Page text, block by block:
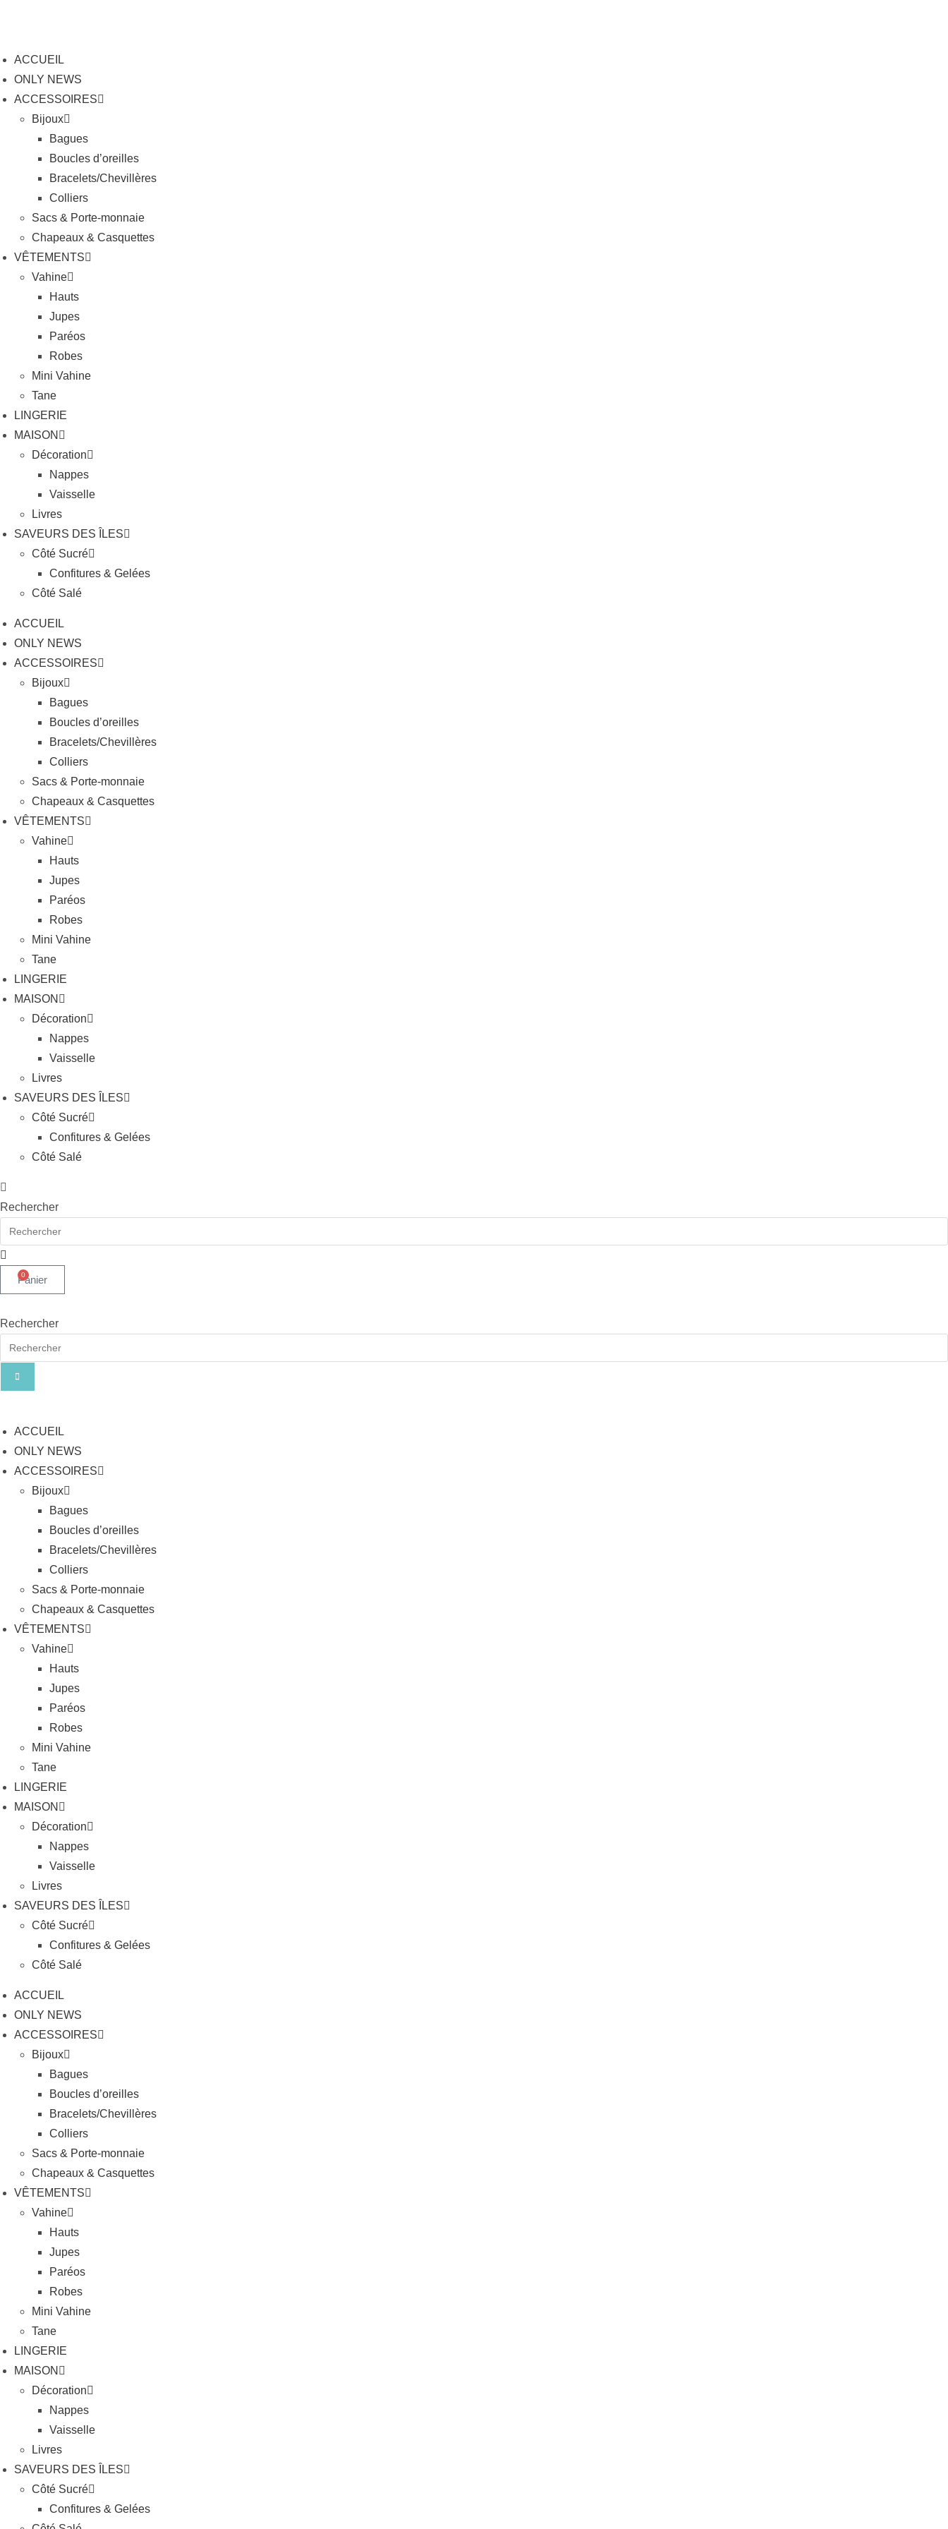
ACCUEIL
ONLY NEWS
ACCESSOIRES
Bijoux
Bagues
Boucles d’oreilles
Bracelets/Chevillères
Colliers
Sacs & Porte-monnaie
Chapeaux & Casquettes
VÊTEMENTS
Vahine
Hauts
Jupes
Paréos
Robes
Mini Vahine
Tane
LINGERIE
MAISON
Décoration
Nappes
Vaisselle
Livres
SAVEURS DES ÎLES
Côté Sucré
Confitures & Gelées
Côté Salé
ACCUEIL
ONLY NEWS
ACCESSOIRES
Bijoux
Bagues
Boucles d’oreilles
Bracelets/Chevillères
Colliers
Sacs & Porte-monnaie
Chapeaux & Casquettes
VÊTEMENTS
Vahine
Hauts
Jupes
Paréos
Robes
Mini Vahine
Tane
LINGERIE
MAISON
Décoration
Nappes
Vaisselle
Livres
SAVEURS DES ÎLES
Côté Sucré
Confitures & Gelées
Côté Salé
Rechercher
0
Panier
Rechercher
ACCUEIL
ONLY NEWS
ACCESSOIRES
Bijoux
Bagues
Boucles d’oreilles
Bracelets/Chevillères
Colliers
Sacs & Porte-monnaie
Chapeaux & Casquettes
VÊTEMENTS
Vahine
Hauts
Jupes
Paréos
Robes
Mini Vahine
Tane
LINGERIE
MAISON
Décoration
Nappes
Vaisselle
Livres
SAVEURS DES ÎLES
Côté Sucré
Confitures & Gelées
Côté Salé
ACCUEIL
ONLY NEWS
ACCESSOIRES
Bijoux
Bagues
Boucles d’oreilles
Bracelets/Chevillères
Colliers
Sacs & Porte-monnaie
Chapeaux & Casquettes
VÊTEMENTS
Vahine
Hauts
Jupes
Paréos
Robes
Mini Vahine
Tane
LINGERIE
MAISON
Décoration
Nappes
Vaisselle
Livres
SAVEURS DES ÎLES
Côté Sucré
Confitures & Gelées